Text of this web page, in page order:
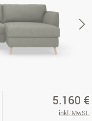
5.160 €
inkl. MwSt.